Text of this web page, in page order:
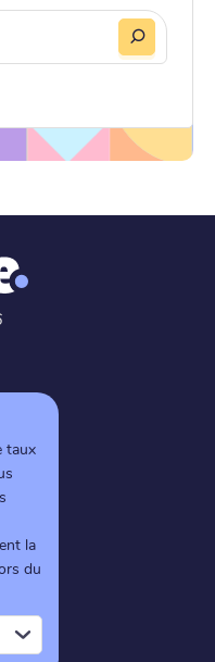
taux
la
du